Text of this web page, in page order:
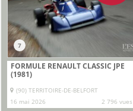
7
FORMULE RENAULT CLASSIC JPE
(1981)
(90) TERRITOIRE-DE-BELFORT
16 mai 2026
2 796 vues